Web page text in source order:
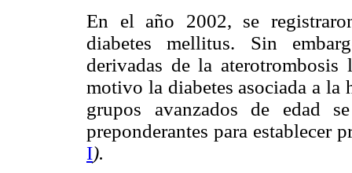
En el año 2002, se
diabetes mellitus. Sin
derivadas de la
motivo la diabetes asociada a
grupos avanzados de edad
preponderantes para establecer
I).